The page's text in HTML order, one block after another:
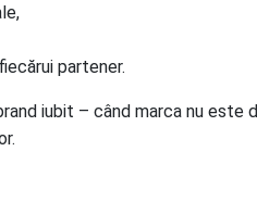
partener.
iubit – când marca nu este